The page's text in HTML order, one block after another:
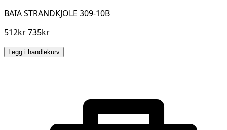
BAIA STRANDKJOLE 309-10B
512kr 735kr
Legg i handlekurv